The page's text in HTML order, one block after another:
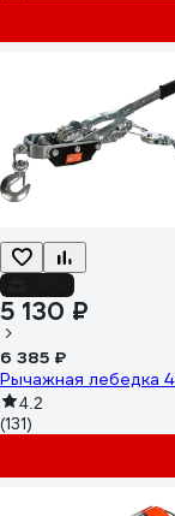
5 130 ₽
6 385 ₽
Рычажная лебедка
4.2
(131)